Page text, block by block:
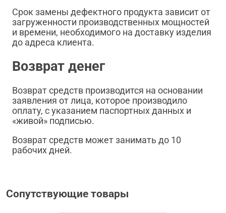
Срок замены дефектного продукта зависит от
загруженности производственных мощностей
и времени, необходимого на доставку изделия
до адреса клиента.
Возврат денег
Возврат средств производится на основании
заявления от лица, которое производило
оплату, с указанием паспортных данных и
«живой» подписью.
Возврат средств может занимать до 10
рабочих дней.
Сопутствующие товары